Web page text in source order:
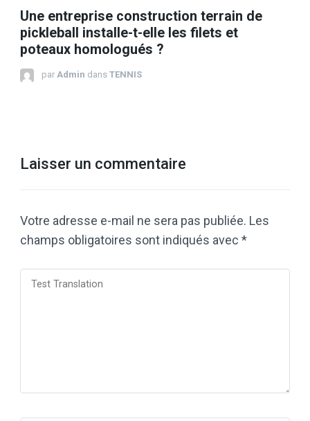
Une entreprise construction terrain de
pickleball installe-t-elle les filets et
poteaux homologués ?
par Admin dans TENNIS
Laisser un commentaire
Votre adresse e-mail ne sera pas publiée. Les
champs obligatoires sont indiqués avec *